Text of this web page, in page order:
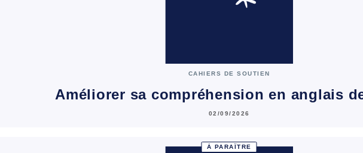
CAHIERS DE SOUTIEN
Améliorer sa compréhension en anglais
02/09/2026
À PARAÎTRE